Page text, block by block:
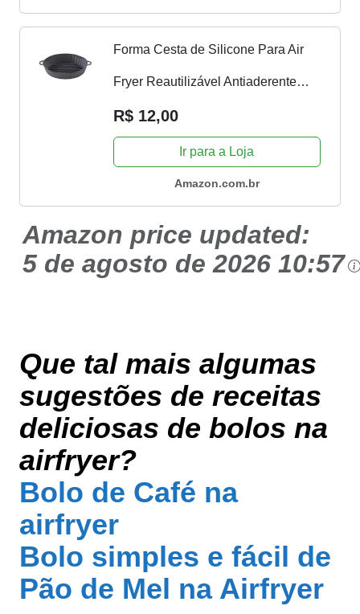
Forma Cesta de Silicone Para Air
Fryer Reautilizável Antiaderente
Com Alça
R$ 12,00
Ir para a Loja
Amazon.com.br
Amazon price updated:
5 de agosto de 2026 10:57
Que tal mais algumas
sugestões de receitas
deliciosas de bolos na
airfryer?
Bolo de Café na
airfryer
Bolo simples e fácil de
Pão de Mel na Airfryer